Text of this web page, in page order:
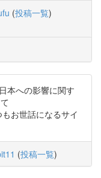
(投稿一覧)
本への影響に関す
お世話になるサイ
(投稿一覧)